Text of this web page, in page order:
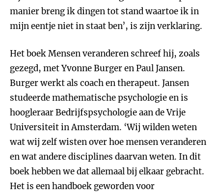
manier breng ik dingen tot stand waartoe ik in
mijn eentje niet in staat ben’, is zijn verklaring.
Het boek Mensen veranderen schreef hij, zoals
gezegd, met Yvonne Burger en Paul Jansen.
Burger werkt als coach en therapeut. Jansen
studeerde mathematische psychologie en is
hoogleraar Bedrijfspsychologie aan de Vrije
Universiteit in Amsterdam. ‘Wij wilden weten
wat wij zelf wisten over hoe mensen veranderen
en wat andere disciplines daarvan weten. In dit
boek hebben we dat allemaal bij elkaar gebracht.
Het is een handboek geworden voor